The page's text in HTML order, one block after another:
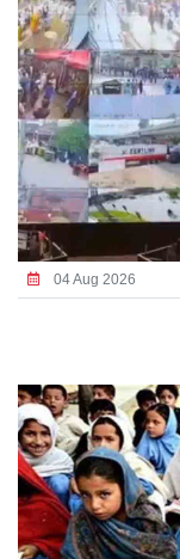
04 Aug 2026